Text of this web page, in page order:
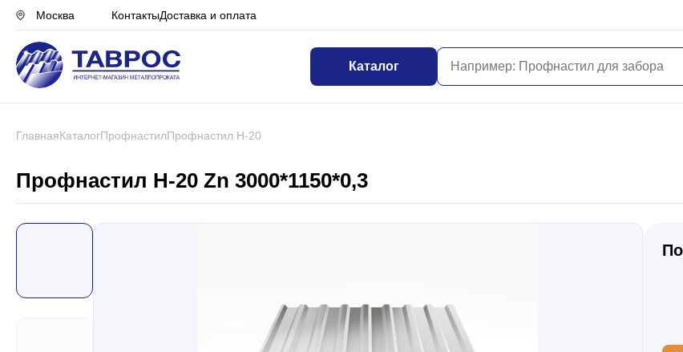
Москва КонтактыДоставка и оплата
Каталог
Назад в меню
Металлочерепица
Металлический штакетник
Чёрный металлопрокат
ГлавнаяКаталогПрофнастилПрофнастил Н-20
Профнастил Н-20 Zn 3000*1150*0,3